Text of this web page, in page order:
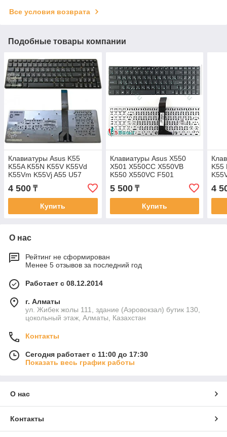
Все условия возврата
Подобные товары компании
Клавиатуры Asus K55
K55A K55N K55V K55Vd
K55Vm K55Vj A55 U57
X751L K55 K55A
клавиатура c EN/RU
раскладкой
4 500 ₸
Купить
Клавиатуры Asus X550
X501 X550CC X550VB
K550 X550VC F501
клавиатура c RU/EN
раскладкой
5 500₸
Купить
K55
4
О нас
Рейтинг не сформирован
Менее 5 отзывов за последний год
Работает с 08.12.2014
г. Алматы
ул. Жибек жолы 111, здание (Аэровокзал) бутик 130,
цокольный этаж, Алматы, Казахстан
Контакты
Сегодня работает с 11:00 до 17:30
Показать весь график работы
О нас
Контакты